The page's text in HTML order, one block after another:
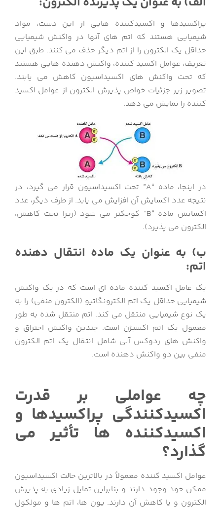
پراکسیدها و اکسیدکننده هایی از این دست، مواد
شیمیایی هستند که اتم های آنها در واکنش شیمیایی
حداقل یک الکترون را از اتم دیگر حذف می کنند. طبق این
تعریف، عوامل اکسید کننده، واکنش دهنده هایی هستند
که تحت واکنش های اکسیداسیون کاهش می یابند.
تصویر زیر جزئیات خواص پذیرش الکترون از عوامل اکسید
کننده را نمایش می دهد.
در اینجا، ماده “A” تحت اکسیداسیون قرار می گیرد، در
نتیجه عدد اکسایش آن افزایش می یابد. از طرف دیگر، عدد
اکسایش ماده “B” کوچکتر می شود (زیرا تحت کاهش،
الکترون می پذیرد).
ب) به عنوان یک ماده انتقال دهنده
اتم:
یک عامل اکسید کننده ماده ای است که در یک واکنش
شیمیایی حداقل یک اتم الکترونگاتیو (الکترون منفی) را به
یک نوع شیمیایی منتقل می کند. اتم منتقل شده به طور
معمول یک اتم اکسیژن است. چندین واکنش احتراق و
واکنش های ردوکس آلی شامل انتقال یک اتم الکترون
منفی بین دو واکنش دهنده است.
چه عواملی بر قدرت
اکسیدکنندگی پراکسیدها و
اکسیدکننده ها تأثیر می
گذارد؟
عوامل اکسید کننده معمولاً در بالاترین حالت اکسیداسیون
ممکن خود وجود دارند و بنابراین تمایل زیادی به پذیرش
الکترون و یا کاهش آن دارند. یون ها، اتم ها و مولکول